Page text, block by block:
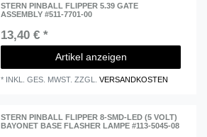
STERN PINBALL FLIPPER 5.39 GATE
ASSEMBLY #511-7701-00
13,40 € *
Artikel anzeigen
* INKL. GES. MWST. ZZGL.VERSANDKOSTEN
STERN PINBALL FLIPPER 8-SMD-LED (5 VOLT)
BAYONET BASE FLASHER LAMPE #113-5045-08